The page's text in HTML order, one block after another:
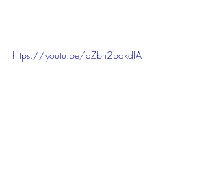
https://youtu.be/dZbh2bqkdIA